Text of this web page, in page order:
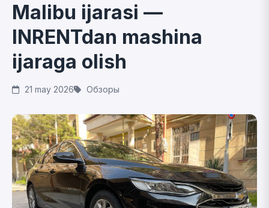
Malibu ijarasi —
INRENTdan mashina
ijaraga olish
21 may 2026 Обзоры